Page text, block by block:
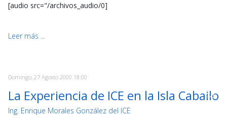
[audio src="/archivos_audio/0]
Leer más ...
Domingo, 27 Agosto 2000 18:00
La Experiencia de ICE en la Isla Caballo
Ing. Enrique Morales González del ICE